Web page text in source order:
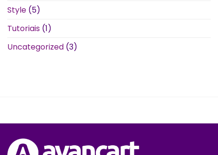
Style (5)
Tutoriais (1)
Uncategorized (3)